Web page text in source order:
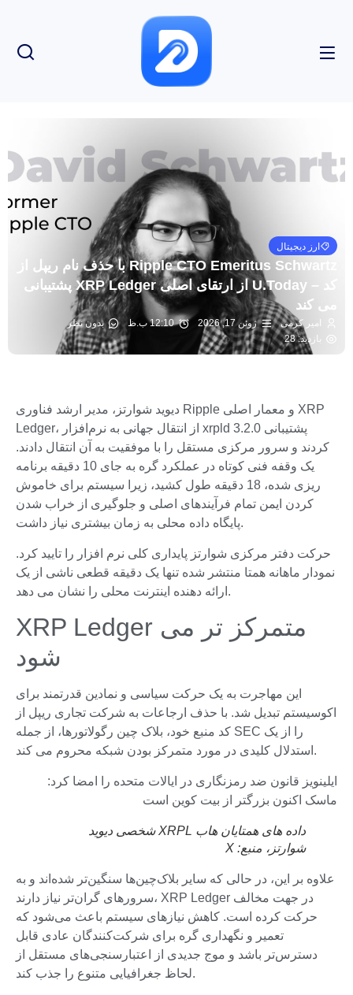
ارز دیجیتال
Ripple CTO Emeritus Schwartz با حذف نام ریپل از
کد – U.Today از ارتقای اصلی XRP Ledger پشتیبانی
می کند
امیر کرمی ژوئن 17, 2026 12:10 ب.ظ
بدون نظر
بازدید: 28
دیوید شوارتز، مدیر ارشد فناوری Ripple و معمار اصلی XRP
Ledger، از انتقال جهانی به نرم‌افزار xrpld 3.2.0 پشتیبانی
کردند و سرور مرکزی مستقل را با موفقیت به آن انتقال دادند.
یک وقفه فنی کوتاه در عملکرد گره به جای 10 دقیقه برنامه
ریزی شده، 18 دقیقه طول کشید، زیرا سیستم برای خاموش
کردن ایمن تمام فرآیندهای اصلی و جلوگیری از خراب شدن
پایگاه داده محلی به زمان بیشتری نیاز داشت.
حرکت دفتر مرکزی شوارتز پایداری کلی نرم افزار را تایید کرد.
نمودار ماهانه همتا منتشر شده تنها یک دقیقه قطعی ناشی از یک
ارائه دهنده اینترنت محلی را نشان می دهد.
XRP Ledger متمرکز تر می
شود
این مهاجرت به یک حرکت سیاسی و نمادین قدرتمند برای
اکوسیستم تبدیل شد. با حذف ارجاعات به شرکت تجاری ریپل از
کد منبع خود، بلاک چین رگولاتورها، از جمله SEC را از یک
استدلال کلیدی در مورد متمرکز بودن شبکه محروم می کند.
ایلینویز قانون ضد رمزنگاری در ایالات متحده را امضا کرد:
ماسک اکنون بزرگتر از بیت کوین است
داده های همتایان هاب XRPL شخصی دیوید
شوارتز، منبع: X
علاوه بر این، در حالی که سایر بلاک‌چین‌ها سنگین‌تر شده‌اند و به
سرورهای گران‌تر نیاز دارند، XRP Ledger در جهت مخالف
حرکت کرده است. کاهش نیازهای سیستم باعث می‌شود که
تعمیر و نگهداری گره برای شرکت‌کنندگان عادی قابل
دسترس‌تر باشد و موج جدیدی از اعتبارسنجی‌های مستقل از
لحاظ جغرافیایی متنوع را جذب کند.